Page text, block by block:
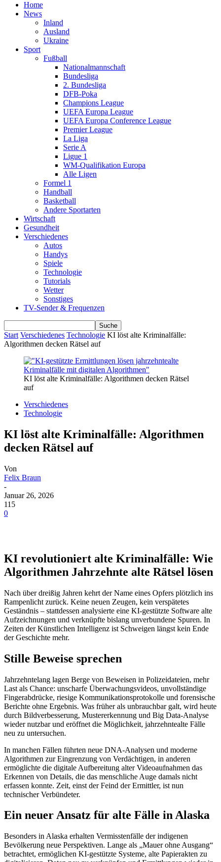
Home
News
Inland
Ausland
Ukraine
Sport
Fußball
Nationalmannschaft
Bundesliga
2. Bundesliga
DFB-Poka
Champions League
UEFA Europa League
UEFA Europa Conference League
Premier League
La Liga
Serie A
Ligue 1
WM-Qualifikation Europa
Alle Ligen
Formel 1
Handball
Basketball
Andere Sportarten
Wirtschaft
Gesundheit
Verschiedenes
Autos
Handys
Spiele
Technologie
Tutorials
Wetter
Sonstiges
TV-Sender & Frequenzen
Start Verschiedenes Technologie KI löst alte Kriminalfälle:
Algorithmen decken Rätsel auf
KI löst alte Kriminalfälle: Algorithmen decken Rätsel
auf
Verschiedenes
Technologie
KI löst alte Kriminalfälle: Algorithmen
decken Rätsel auf
Von
Felix Braun
-
Januar 26, 2026
115
0
KI revolutioniert alte Kriminalfälle: Wie
Algorithmen Jahrzehnte alte Rätsel lösen
Nach über dreißig Jahren kehrt der Name eines Opfers plötzlich ins
Rampenlicht zurück. Keine neuen Zeugen, kein verspätetes
Geständnis – stattdessen analysierte eine KI-gestützte Software alte
Aufzeichnungen und verknüpfte bislang unverbundene Spuren. In
Zeiten der Künstlichen Intelligenz ist Schweigen längst kein Ende
der Geschichte mehr.
Stille Beweise sprechen
Jahrzehntelang lagen Berge von Beweisen in Polizeidateien, mehr
Last als Chance: unscharfe Überwachungsvideos, unvollständige
Fingerabdrücke, riesige Kommunikationsprotokolle und forensische
Berichte ohne Ergebnis. Was früher als unbrauchbar galt, wird heute
durch Bildverbesserung, Mustererkennung und Big Data-Analyse
wieder nutzbar und eröffnet die Möglichkeit, jahrzehntealte Fälle
neu zu untersuchen.
In manchen Fällen führten neue DNA-Analysen und moderne
Algorithmen zur Eingrenzung von Verdächtigen, in anderen
ermöglichte die digitale Aufbereitung alter Videoaufnahmen das
Erkennen von Details, die das menschliche Auge damals nicht
erfassen konnte. Zeit, einst der Feind der Ermittler, ist nun
technischer Verbündeter.
Ein neuer Ansatz für alte Fälle in Alaska
Besonders in Alaska erhalten Vermisstenfälle der indigenen
Bevölkerung neue Perspektiven. Lange als „Mauer ohne Ausgang“
betrachtet, ermöglichen KI-gestützte Systeme, alte Papierakten zu